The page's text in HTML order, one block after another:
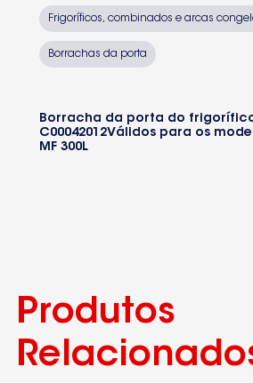
Frigoríficos, combinados e arcas
Borrachas da porta
Borracha da porta do
C00042012Válidos para os
MF 300L
Produtos